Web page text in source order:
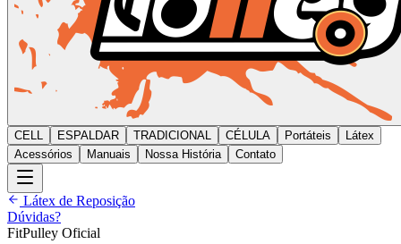
CELL ESPALDAR TRADICIONAL CÉLULA Portáteis
Látex
Acessórios
Manuais Nossa História Contato
Látex de Reposição
Dúvidas?
FitPulley Oficial